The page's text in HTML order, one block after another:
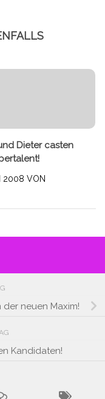
Dieter casten
2008 VON
neuen Maxim!
Kandidaten!